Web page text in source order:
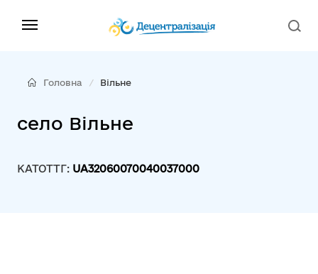
Головна Вільне
село Вільне
КАТОТТГ: UA32060070040037000